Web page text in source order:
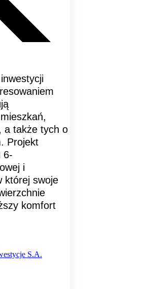
a także tych o
Projekt
6-
i
której swoje
komfort
S.A.